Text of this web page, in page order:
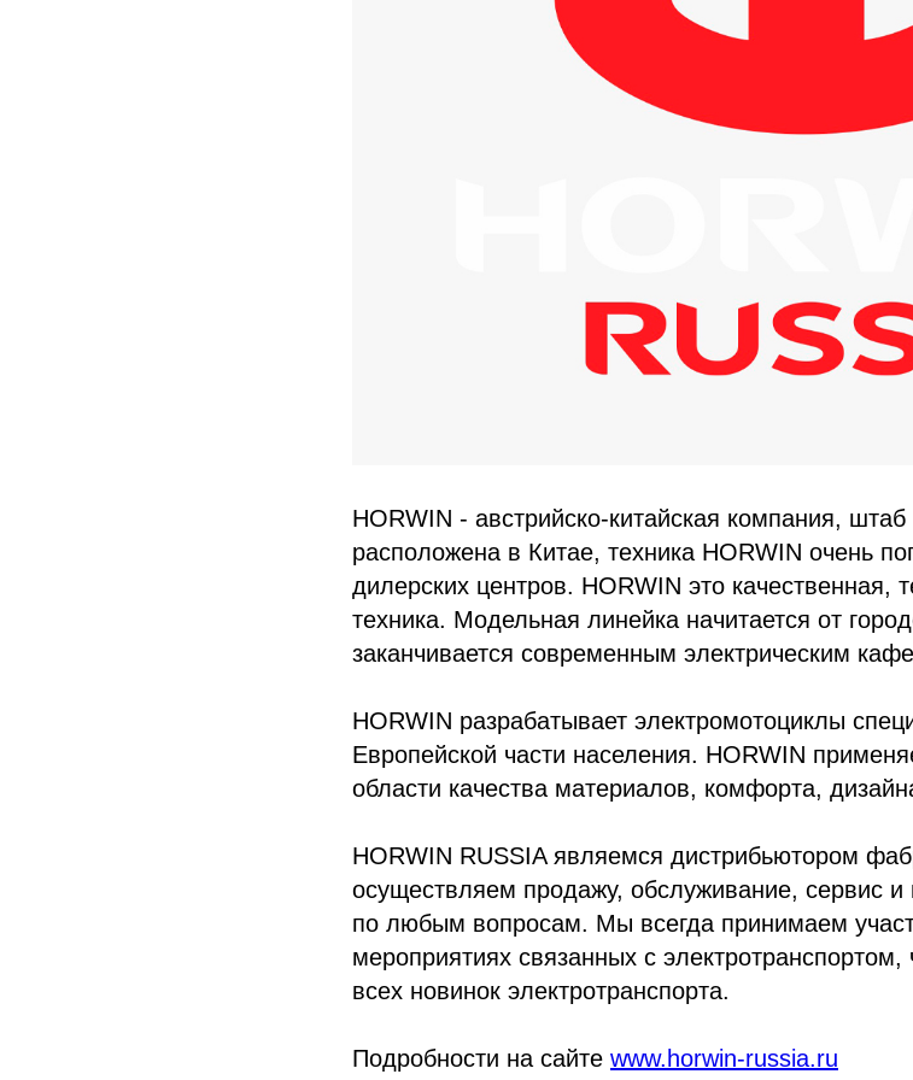
HORWIN - австрийско-китайская компания,
расположена в Китае, техника HORWIN очень
дилерских центров. HORWIN это качественная,
техника. Модельная линейка начитается от
заканчивается современным электрическим
HORWIN разрабатывает электромотоциклы
Европейской части населения. HORWIN
области качества материалов, комфорта,
HORWIN RUSSIA являемся дистрибьютором
осуществляем продажу, обслуживание, сервис и
по любым вопросам. Мы всегда принимаем
мероприятиях связанных с
всех новинок электротранспорта.
Подробности на сайте www.horwin-russia.ru